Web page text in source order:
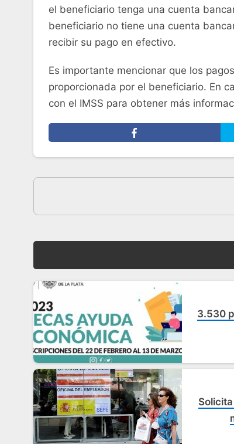
el beneficiario tenga una cuenta
beneficiario no tiene una cuenta
recibir su pago en efectivo.
Es importante mencionar que los
proporcionada por el beneficiario. En
con el IMSS para obtener más
3.530